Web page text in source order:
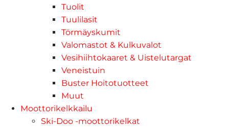
Tuolit
Tuulilasit
Törmäyskumit
Valomastot & Kulkuvalot
Vesihiihtokaaret & Uistelutargat
Veneistuin
Buster Hoitotuotteet
Muut
Moottorikelkkailu
Ski-Doo -moottorikelkat